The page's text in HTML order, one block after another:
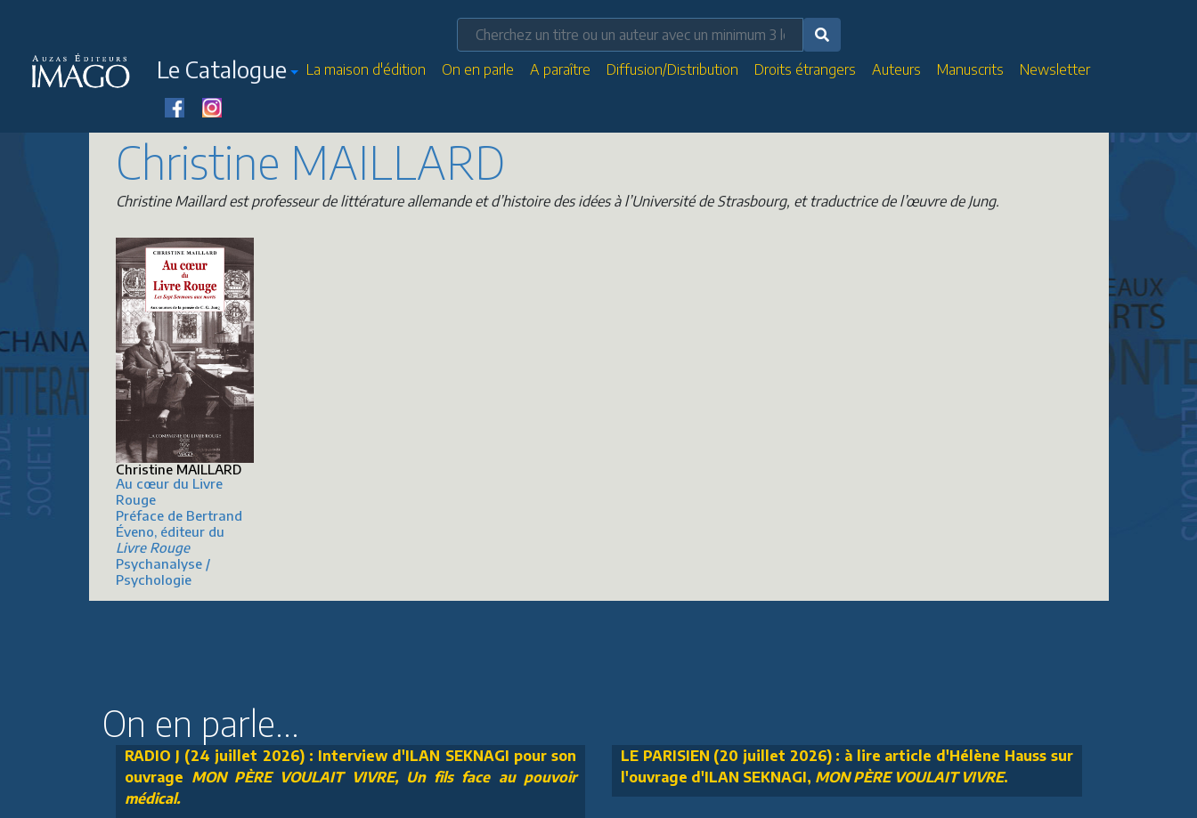
Le Catalogue La maison d'édition On en parle A paraître Diffusion/Distribution Droits étrangers Auteurs Manuscrits Newsletter
Christine MAILLARD
Christine Maillard est professeur de littérature allemande et d’histoire des idées à l’Université de Strasbourg, et traductrice de l’œuvre de Jung.
Christine MAILLARD
Au cœur du Livre
Rouge
Préface de Bertrand
Éveno, éditeur du
Livre Rouge
Psychanalyse /
Psychologie
On en parle...
RADIO J (24 juillet 2026) : Interview d'ILAN SEKNAGI pour son
ouvrage MON PÈRE VOULAIT VIVRE, Un fils face au pouvoir
médical.
LE PARISIEN (20 juillet 2026) : à lire article d'Hélène Hauss sur
l'ouvrage d'ILAN SEKNAGI, MON PÈRE VOULAIT VIVRE.